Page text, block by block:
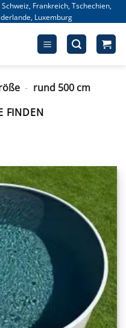
Frankreich, Tschechien,
Luxemburg
- rund 500 cm
FINDEN